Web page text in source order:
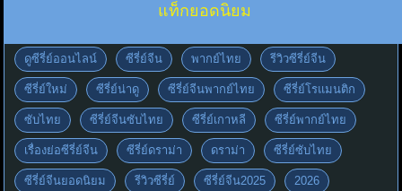
แท็กยอดนิยม
ดูซีรี่ย์ออนไลน์ ซีรี่ย์จีน พากย์ไทย รีวิวซีรี่ย์จีน
ซีรี่ย์ใหม่ ซีรี่ย์น่าดู ซีรี่ย์จีนพากย์ไทย ซีรี่ย์โรแมนติก
ซับไทย ซีรี่ย์จีนซับไทย ซีรี่ย์เกาหลี ซีรี่ย์พากย์ไทย
เรื่องย่อซีรี่ย์จีน ซีรี่ย์ดราม่า ดราม่า ซีรี่ย์ซับไทย
ซีรี่ย์จีนยอดนิยม รีวิวซีรี่ย์ ซีรี่ย์จีน2025 2026